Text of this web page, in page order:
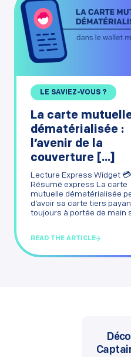
LE SAVIEZ-VOUS ?
La carte
dématérialisée :
l’avenir de la
couverture [...]
Lecture Express Widget 💳
Résumé express La carte
mutuelle dématérialisée
d’avoir sa carte tiers
toujours à portée de main
READ THE ARTICLE